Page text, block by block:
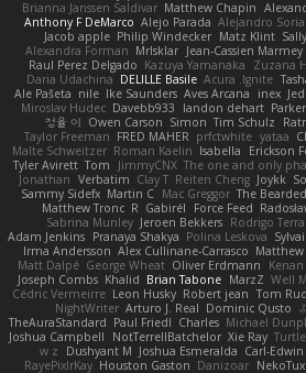
Brianna Janssen Saldivar Matthew Chapin
Anthony F DeMarco Alejo Parada Alejandro
Jacob apple Philip Windecker Matz Klint
Alexandra Forman MrIsklar Jean-Cassien Marmey
Raul Perez Delgado Kazuya Yamanaka Zuzana
Daria Udachina DELILLE Basile Acura .Ignite
Ale Pašeta nile Ike Saunders Aves Arcana inex
Miroslav Hudec Davebb933 landon dehart
정율 이 Owen Carson Simon Tim Schulz
Taylor Freeman FRED MAHER prfctwhite yataa
Malte Schweitzer Roman Kaelin Isabella Erickson
Tyler Avirett Tom JimmyCNX The one and only
Jonathan Verbatim Clay T Reiten Cheng Joykk
Sammy Sidefx Martin C Mac Greggor The
Matthew Tronc R Gabirél Force Feed
Sabrina Munley Jeroen Bekkers Rodrigo
Adam Jenkins Pranaya Shakya Polina Leskova
Irma Andersson Alex Cullinane-Carrasco
Matt Dalpé George Wheat Oliver Erdmann Kenan
Joseph Combs Khalid Brian Tabone MarzZ Well
Cédric Vermeirre Leon Husky Robert jean Tom
NightWriter Arturo J. Real Dominic Qusto
TheAuraStandard Paul Friedl Charles Michael
Joshua Campbell
NotTerrellBatchelor Xie Ray
w z
Dushyant M Joshua Esmeralda Carl-Edwin
RayePixlrKay Houston Gaston Danizoar NekoTux